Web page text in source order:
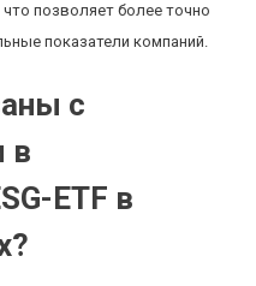
позволяет более точно
показатели компаний.
с
в
ETF в